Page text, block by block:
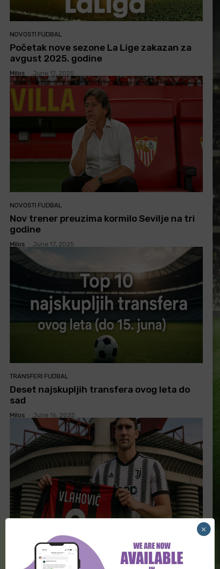
NOVOSTI FUDBAL
Početak nove sezone La Lige zakazan za
avgust 2025. godine
Milos June 17, 2025
NOVOSTI FUDBAL
Nov trener preuzima kormilo Sevilje na tri
godine
Milos June 17, 2025
TRANSFERI FUDBAL
Deset najskupljih transfera ovog leta do
sad
Milos June 16, 2025
TRANSFERI FUDBAL
Razmena na pomolu: Teo i Vlahović
×